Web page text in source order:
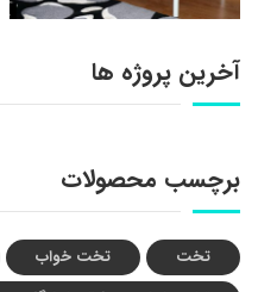
آخرین پروژه ها
برچسب محصولات
تخت تخت خواب